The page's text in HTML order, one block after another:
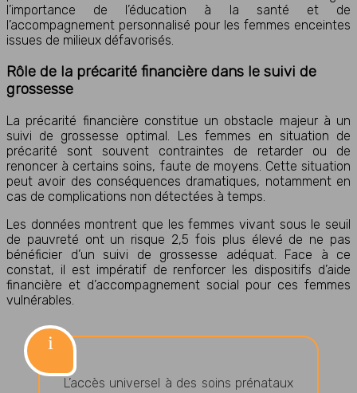
l’importance de l’éducation à la santé et de
l’accompagnement personnalisé pour les femmes enceintes
issues de milieux défavorisés.
Rôle de la précarité financière dans le suivi de
grossesse
La précarité financière constitue un obstacle majeur à un
suivi de grossesse optimal. Les femmes en situation de
précarité sont souvent contraintes de retarder ou de
renoncer à certains soins, faute de moyens. Cette situation
peut avoir des conséquences dramatiques, notamment en
cas de complications non détectées à temps.
Les données montrent que les femmes vivant sous le seuil
de pauvreté ont un risque 2,5 fois plus élevé de ne pas
bénéficier d’un suivi de grossesse adéquat. Face à ce
constat, il est impératif de renforcer les dispositifs d’aide
financière et d’accompagnement social pour ces femmes
vulnérables.
L’accès universel à des soins prénataux